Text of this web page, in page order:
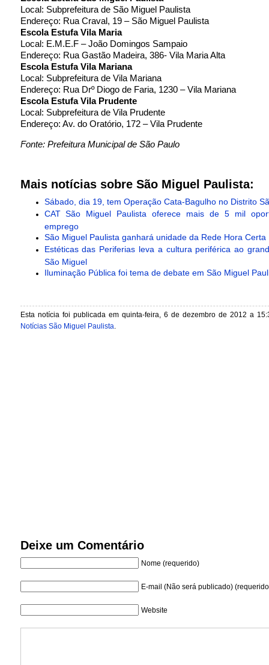
Local: Subprefeitura de São Miguel Paulista
Endereço: Rua Craval, 19 – São Miguel Paulista
Escola Estufa Vila Maria
Local: E.M.E.F – João Domingos Sampaio
Endereço: Rua Gastão Madeira, 386- Vila Maria Alta
Escola Estufa Vila Mariana
Local: Subprefeitura de Vila Mariana
Endereço: Rua Drº Diogo de Faria, 1230 – Vila Mariana
Escola Estufa Vila Prudente
Local: Subprefeitura de Vila Prudente
Endereço: Av. do Oratório, 172 – Vila Prudente
Fonte: Prefeitura Municipal de São Paulo
Mais notícias sobre São Miguel Paulista:
Sábado, dia 19, tem Operação Cata-Bagulho no Distrito
CAT São Miguel Paulista oferece mais de 5 mil
emprego
São Miguel Paulista ganhará unidade da Rede Hora Certa
Estéticas das Periferias leva a cultura periférica ao
São Miguel
Iluminação Pública foi tema de debate em São Miguel
Esta notícia foi publicada em quinta-feira, 6 de dezembro de 2012 a
Notícias São Miguel Paulista.
Deixe um Comentário
Nome (requerido)
E-mail (Não será publicado)
Website